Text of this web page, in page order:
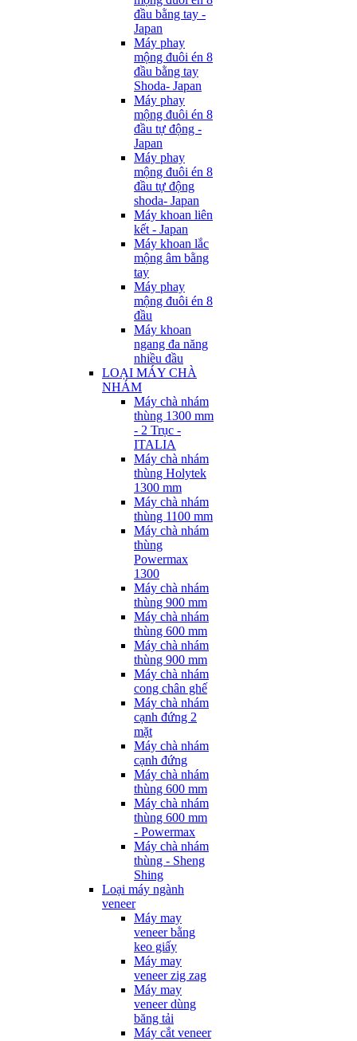
đầu bằng tay -
Japan
Máy phay
mộng đuôi én 8
đầu bằng tay
Shoda- Japan
Máy phay
mộng đuôi én 8
đầu tự động -
Japan
Máy phay
mộng đuôi én 8
đầu tự động
shoda- Japan
Máy khoan liên
kết - Japan
Máy khoan lắc
mộng âm bằng
tay
Máy phay
mộng đuôi én 8
đầu
Máy khoan
ngang đa năng
nhiều đầu
LOẠI MÁY CHÀ
NHÁM
Máy chà nhám
thùng 1300 mm
- 2 Trục -
ITALIA
Máy chà nhám
thùng Holytek
1300 mm
Máy chà nhám
thùng 1100 mm
Máy chà nhám
thùng
Powermax
1300
Máy chà nhám
thùng 900 mm
Máy chà nhám
thùng 600 mm
Máy chà nhám
thùng 900 mm
Máy chà nhám
cong chân ghế
Máy chà nhám
cạnh đứng 2
mặt
Máy chà nhám
cạnh đứng
Máy chà nhám
thùng 600 mm
Máy chà nhám
thùng 600 mm
- Powermax
Máy chà nhám
thùng - Sheng
Shing
Loại máy ngành
veneer
Máy may
veneer bằng
keo giấy
Máy may
veneer zig zag
Máy may
veneer dùng
băng tải
Máy cắt veneer